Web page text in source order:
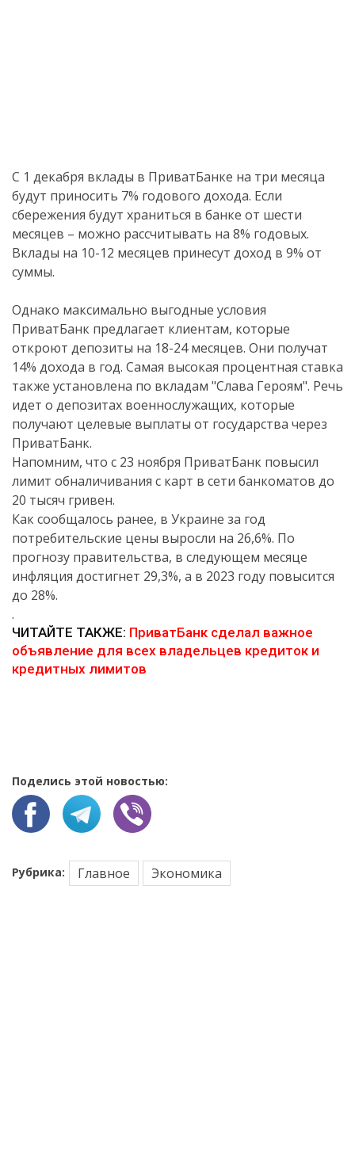
С 1 декабря вклады в ПриватБанке на три месяца
будут приносить 7% годового дохода. Если
сбережения будут храниться в банке от шести
месяцев – можно рассчитывать на 8% годовых.
Вклады на 10-12 месяцев принесут доход в 9% от
суммы.
Однако максимально выгодные условия
ПриватБанк предлагает клиентам, которые
откроют депозиты на 18-24 месяцев. Они получат
14% дохода в год. Самая высокая процентная ставка
также установлена ​​по вкладам "Слава Героям". Речь
идет о депозитах военнослужащих, которые
получают целевые выплаты от государства через
ПриватБанк.
Напомним, что с 23 ноября ПриватБанк повысил
лимит обналичивания с карт в сети банкоматов до
20 тысяч гривен.
Как сообщалось ранее, в Украине за год
потребительские цены выросли на 26,6%. По
прогнозу правительства, в следующем месяце
инфляция достигнет 29,3%, а в 2023 году повысится
до 28%.
.
ЧИТАЙТЕ ТАКЖЕ: ПриватБанк сделал важное
объявление для всех владельцев кредиток и
кредитных лимитов
Поделись этой новостью:
Рубрика: Главное Экономика